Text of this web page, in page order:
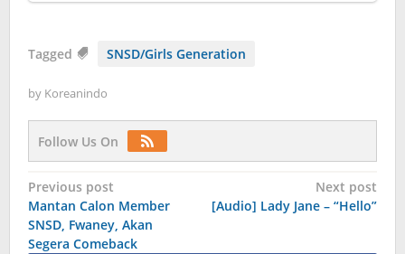
Tagged SNSD/Girls Generation
by Koreanindo
Follow Us On
Post
navigation
Previous post
Mantan Calon Member
SNSD, Fwaney, Akan
Segera Comeback
Next post
[Audio] Lady Jane – “Hello”